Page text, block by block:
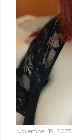
November 19, 2023